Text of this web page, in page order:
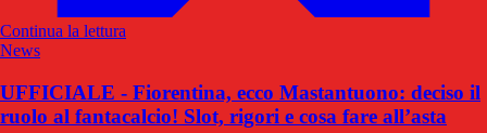
Continua la lettura
News
UFFICIALE - Fiorentina, ecco Mastantuono: deciso il
ruolo al fantacalcio! Slot, rigori e cosa fare all’asta